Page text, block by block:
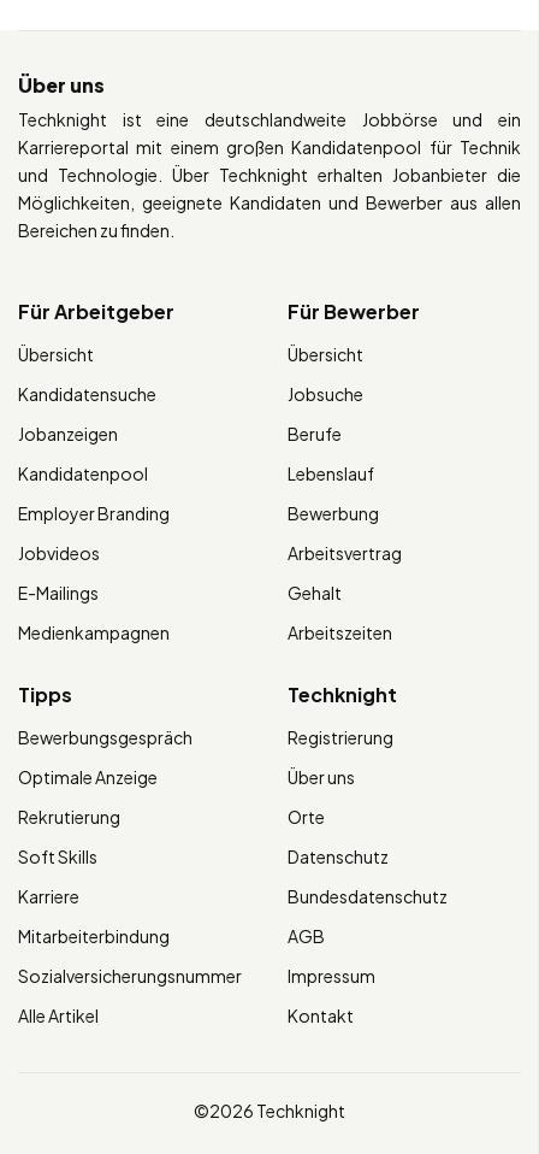
Über uns
Techknight ist eine deutschlandweite Jobbörse und ein
Karriereportal mit einem großen Kandidatenpool für Technik
und Technologie. Über Techknight erhalten Jobanbieter die
Möglichkeiten, geeignete Kandidaten und Bewerber aus allen
Bereichen zu finden.
Für Arbeitgeber
Übersicht
Kandidatensuche
Jobanzeigen
Kandidatenpool
Employer Branding
Jobvideos
E-Mailings
Medienkampagnen
Für Bewerber
Übersicht
Jobsuche
Berufe
Lebenslauf
Bewerbung
Arbeitsvertrag
Gehalt
Arbeitszeiten
Tipps
Bewerbungsgespräch
Optimale Anzeige
Rekrutierung
Soft Skills
Karriere
Mitarbeiterbindung
Sozialversicherungsnummer
Alle Artikel
Techknight
Registrierung
Über uns
Orte
Datenschutz
Bundesdatenschutz
AGB
Impressum
Kontakt
©2026 Techknight